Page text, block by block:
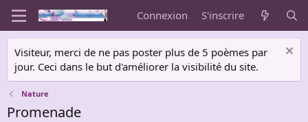
Connexion S'inscrire
Visiteur, merci de ne pas poster plus de 5 poèmes par
jour. Ceci dans le but d'améliorer la visibilité du site.
Nature
Promenade